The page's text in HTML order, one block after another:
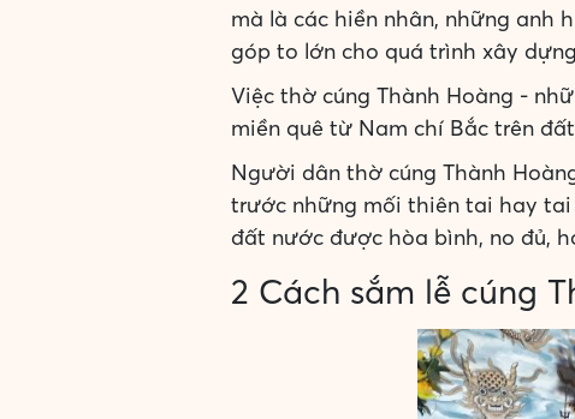
mà là các hiền nhân, những anh
góp to lớn cho quá trình xây
Việc thờ cúng Thành Hoàng -
miền quê từ Nam chí Bắc trên
Người dân thờ cúng Thành
trước những mối thiên tai hay tai
đất nước được hòa bình, no đủ,
2 Cách sắm lễ cúng